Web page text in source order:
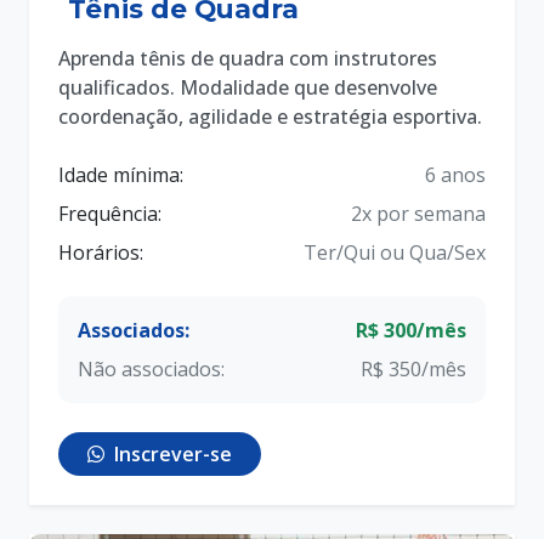
Tênis de Quadra
Aprenda tênis de quadra com instrutores
qualificados. Modalidade que desenvolve
coordenação, agilidade e estratégia esportiva.
Idade mínima:
6 anos
Frequência:
2x por semana
Horários:
Ter/Qui ou Qua/Sex
Associados:
R$ 300/mês
Não associados:
R$ 350/mês
Inscrever-se